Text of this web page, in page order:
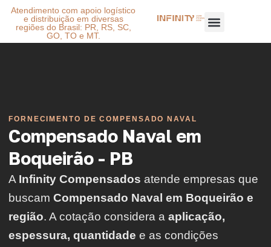
Atendimento com apoio logístico
e distribuição em diversas
regiões do Brasil: PR, RS, SC,
GO, TO e MT.
FORNECIMENTO DE COMPENSADO NAVAL
Compensado Naval em
Boqueirão - PB
A Infinity Compensados atende empresas que
buscam Compensado Naval em Boqueirão e
região. A cotação considera a aplicação,
espessura, quantidade e as condições